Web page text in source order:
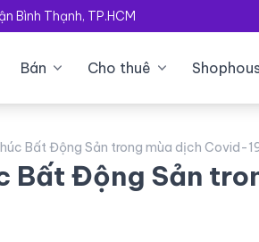
Bình Thạnh, TP.HCM
Bán Cho thuê
Bất Động Sản trong mùa dịch Covid-
Bất Động Sản